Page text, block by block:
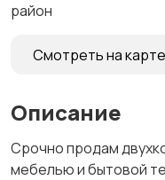
район
Смотреть на карте
Описание
Срочно продам
мебелью и бытовой